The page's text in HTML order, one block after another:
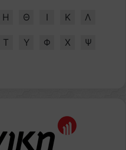
Η Θ Ι Κ Λ
Τ Υ Φ Χ Ψ